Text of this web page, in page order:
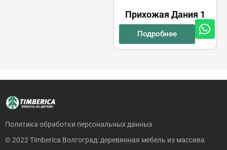
Прихожая Дания 1
Подробнее
Политика обработки персональных данных
© 2022 Timberica Волгоград: деревянная мебель из массива